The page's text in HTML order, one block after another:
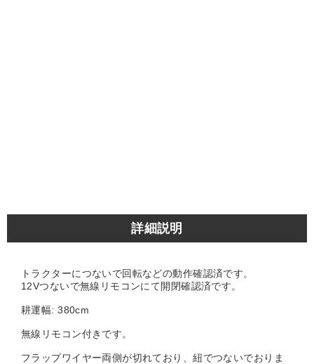
詳細説明
トラクターにつないで回転などの動作確認済です。
12Vつないで無線リモコンにて開閉確認済です。
耕運幅: 380cm
無線リモコン付きです。
フラップワイヤー両側が切れており、紐でつないでおりま